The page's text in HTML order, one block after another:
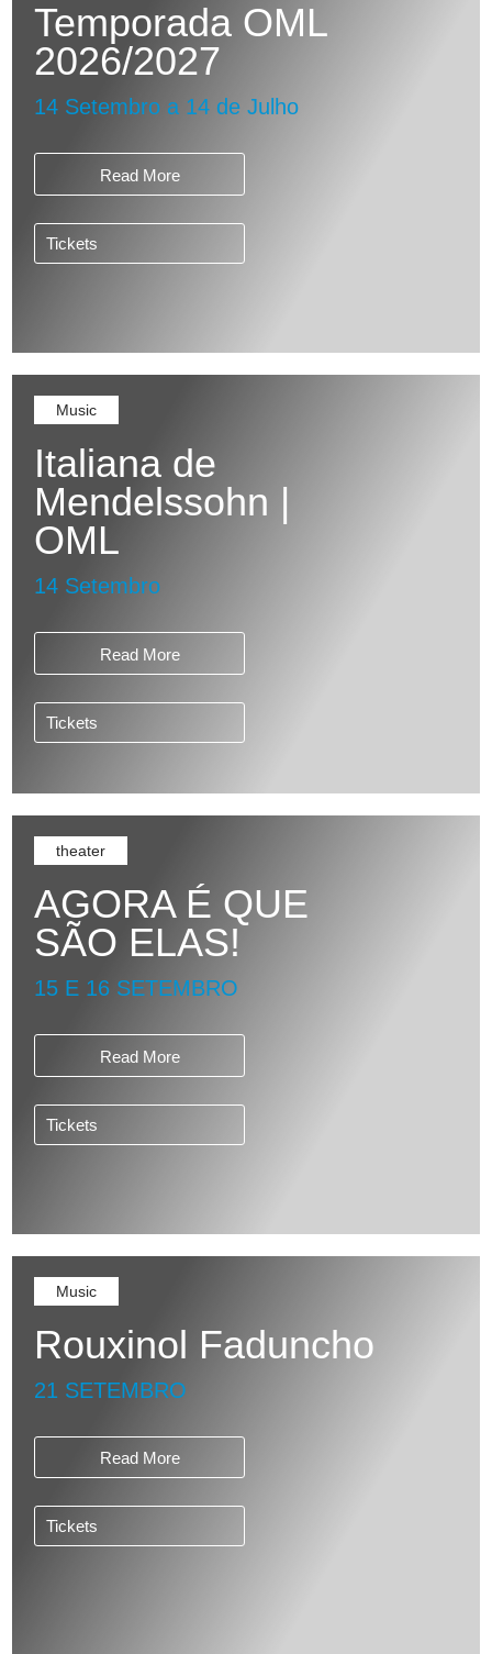
Temporada OML
2026/2027
14 Setembro a 14 de Julho
Read More
Tickets
Music
Italiana de
Mendelssohn |
OML
14 Setembro
Read More
Tickets
theater
AGORA É QUE
SÃO ELAS!
15 E 16 SETEMBRO
Read More
Tickets
Music
Rouxinol Faduncho
21 SETEMBRO
Read More
Tickets